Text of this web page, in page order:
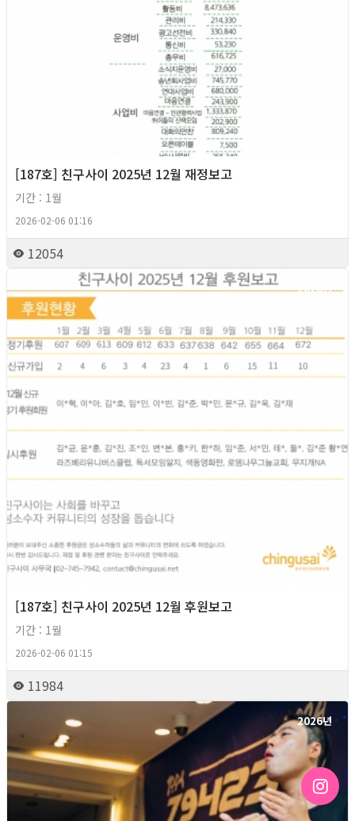
[187호] 친구사이 2025년 12월 재정보고
기간 : 1월
2026-02-06 01:16
12054
2026년
[187호] 친구사이 2025년 12월 후원보고
기간 : 1월
2026-02-06 01:15
11984
2026년